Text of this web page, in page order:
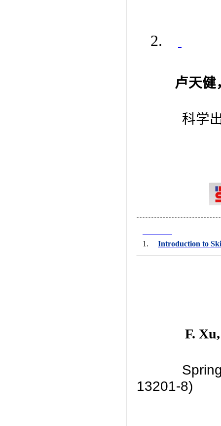
2.
卢天健
科学
1. Introduction to
F.
13201-8)